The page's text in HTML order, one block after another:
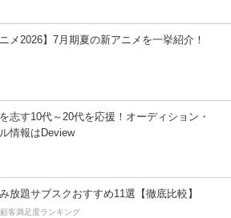
ニメ2026】7月期夏の新アニメを一挙紹介！
志す10代～20代を応援！オーディション・
情報はDeview
放題サブスクおすすめ11選【徹底比較】
客満足度ランキング